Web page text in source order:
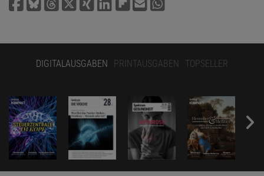
DIGITALAUSGABEN PRINTAUSGABEN TOPSELLER